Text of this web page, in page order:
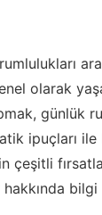
olarak
günlük
ipuçları
çeşitli
bilgi